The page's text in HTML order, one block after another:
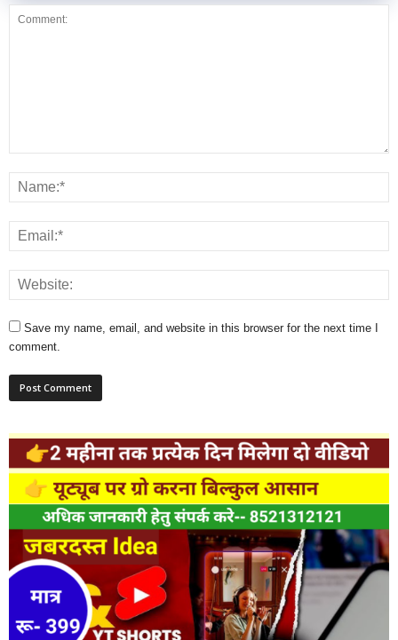
Save my name, email, and website in this browser for the next time I
comment.